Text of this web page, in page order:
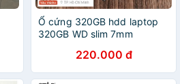
Ổ cứng 320GB hdd laptop
320GB WD slim 7mm
220.000 đ